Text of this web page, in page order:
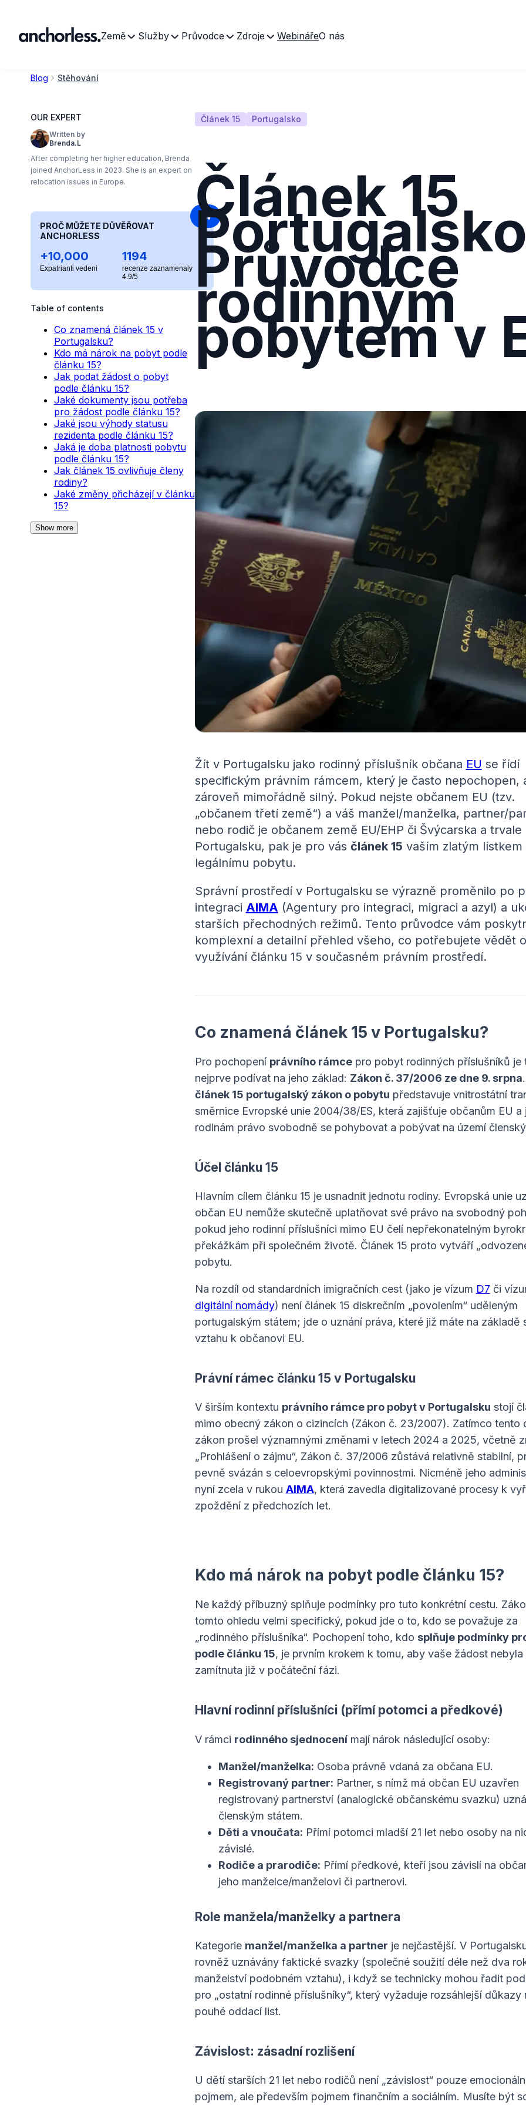
Země Služby Průvodce Zdroje WebinářeO nás
Blog Stěhování
OUR EXPERT
Written by
Brenda.L
After completing her higher education, Brenda
joined AnchorLess in 2023. She is an expert on
relocation issues in Europe.
PROČ MŮŽETE DŮVĚŘOVAT
ANCHORLESS
+10,000
Expatrianti vedeni
1194
recenze zaznamenaly
4.9/5
Table of contents
Co znamená článek 15 v
Portugalsku?
Kdo má nárok na pobyt podle
článku 15?
Jak podat žádost o pobyt
podle článku 15?
Jaké dokumenty jsou potřeba
pro žádost podle článku 15?
Jaké jsou výhody statusu
rezidenta podle článku 15?
Jaká je doba platnosti pobytu
podle článku 15?
Jak článek 15 ovlivňuje členy
rodiny?
Jaké změny přicházejí v článku
15?
Show more
Článek 15 Portugalsko
Článek 15
Průvodce
rodinným
pobytem v
Žít v Portugalsku jako rodinný příslušník občana EU se řídí
specifickým právním rámcem, který je často nepochopen,
zároveň mimořádně silný. Pokud nejste občanem EU (tzv.
„občanem třetí země“) a váš manžel/manželka, partner/
nebo rodič je občanem země EU/EHP či Švýcarska a trvale
Portugalsku, pak je pro vás článek 15 vaším zlatým lístkem
legálnímu pobytu.
Správní prostředí v Portugalsku se výrazně proměnilo po
integraci AIMA (Agentury pro integraci, migraci a azyl) a
starších přechodných režimů. Tento průvodce vám
komplexní a detailní přehled všeho, co potřebujete vědět o
využívání článku 15 v současném právním prostředí.
Co znamená článek 15 v Portugalsku?
Pro pochopení právního rámcepro pobyt rodinných příslušníků je
nejprve podívat na jeho základ: Zákon č. 37/2006 ze dne 9. srpna
článek 15 portugalský zákon o pobytu představuje vnitrostátní
směrnice Evropské unie 2004/38/ES, která zajišťuje občanům EU a
rodinám právo svobodně se pohybovat a pobývat na území
Účel článku 15
Hlavním cílem článku 15 je usnadnit jednotu rodiny. Evropská unie
občan EU nemůže skutečně uplatňovat své právo na svobodný
pokud jeho rodinní příslušníci mimo EU čelí nepřekonatelným
překážkám při společném životě. Článek 15 proto vytváří
pobytu.
Na rozdíl od standardních imigračních cest (jako je vízum D7 či
digitální nomády) není článek 15 diskrečním „povolením“ uděleným
portugalským státem; jde o uznání práva, které již máte na základě
vztahu k občanovi EU.
Právní rámec článku 15 v Portugalsku
V širším kontextu právního rámce pro pobyt v Portugalsku stojí
mimo obecný zákon o cizincích (Zákon č. 23/2007). Zatímco tento
zákon prošel významnými změnami v letech 2024 a 2025, včetně
„Prohlášení o zájmu“, Zákon č. 37/2006 zůstává relativně stabilní,
pevně svázán s celoevropskými povinnostmi. Nicméně jeho
nyní zcela v rukou AIMA, která zavedla digitalizované procesy k
zpoždění z předchozích let.
Kdo má nárok na pobyt podle článku 15?
Ne každý příbuzný splňuje podmínky pro tuto konkrétní cestu.
tomto ohledu velmi specifický, pokud jde o to, kdo se považuje za
„rodinného příslušníka“. Pochopení toho, kdo splňuje podmínky
podle článku 15, je prvním krokem k tomu, aby vaše žádost nebyla
zamítnuta již v počáteční fázi.
Hlavní rodinní příslušníci (přímí potomci a předkové)
V rámci rodinného sjednocenímají nárok následující osoby:
Manžel/manželka: Osoba právně vdaná za občana EU.
Registrovaný partner: Partner, s nímž má občan EU uzavřen
registrovaný partnerství (analogické občanskému svazku)
členským státem.
Děti a vnoučata: Přímí potomci mladší 21 let nebo osoby na
závislé.
Rodiče a prarodiče: Přímí předkové, kteří jsou závislí na
jeho manželce/manželovi či partnerovi.
Role manžela/manželky a partnera
Kategorie manžel/manželka a partner je nejčastější. V
rovněž uznávány faktické svazky (společné soužití déle než dva
manželství podobném vztahu), i když se technicky mohou řadit
pro „ostatní rodinné příslušníky“, který vyžaduje rozsáhlejší důkazy
pouhé oddací list.
Závislost: zásadní rozlišení
U dětí starších 21 let nebo rodičů není „závislost“ pouze
pojmem, ale především pojmem finančním a sociálním. Musíte být